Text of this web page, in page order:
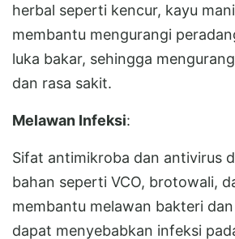
herbal seperti kencur, kayu
membantu mengurangi
luka bakar, sehingga
dan rasa sakit.
Melawan Infeksi:
Sifat antimikroba dan antivirus
bahan seperti VCO, brotowali,
membantu melawan bakteri
dapat menyebabkan infeksi